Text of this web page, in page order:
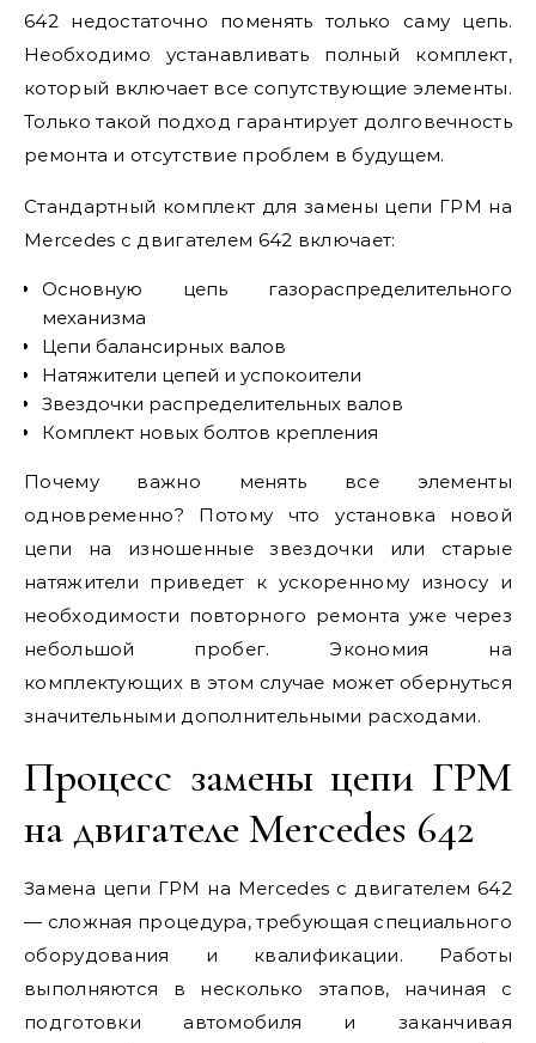
642 недостаточно поменять только саму цепь.
Необходимо устанавливать полный комплект,
который включает все сопутствующие элементы.
Только такой подход гарантирует долговечность
ремонта и отсутствие проблем в будущем.
Стандартный комплект для замены цепи ГРМ на
Mercedes с двигателем 642 включает:
Основную цепь газораспределительного
механизма
Цепи балансирных валов
Натяжители цепей и успокоители
Звездочки распределительных валов
Комплект новых болтов крепления
Почему важно менять все элементы
одновременно? Потому что установка новой
цепи на изношенные звездочки или старые
натяжители приведет к ускоренному износу и
необходимости повторного ремонта уже через
небольшой пробег. Экономия на
комплектующих в этом случае может обернуться
значительными дополнительными расходами.
Процесс замены цепи ГРМ
на двигателе Mercedes 642
Замена цепи ГРМ на Mercedes с двигателем 642
— сложная процедура, требующая специального
оборудования и квалификации. Работы
выполняются в несколько этапов, начиная с
подготовки автомобиля и заканчивая